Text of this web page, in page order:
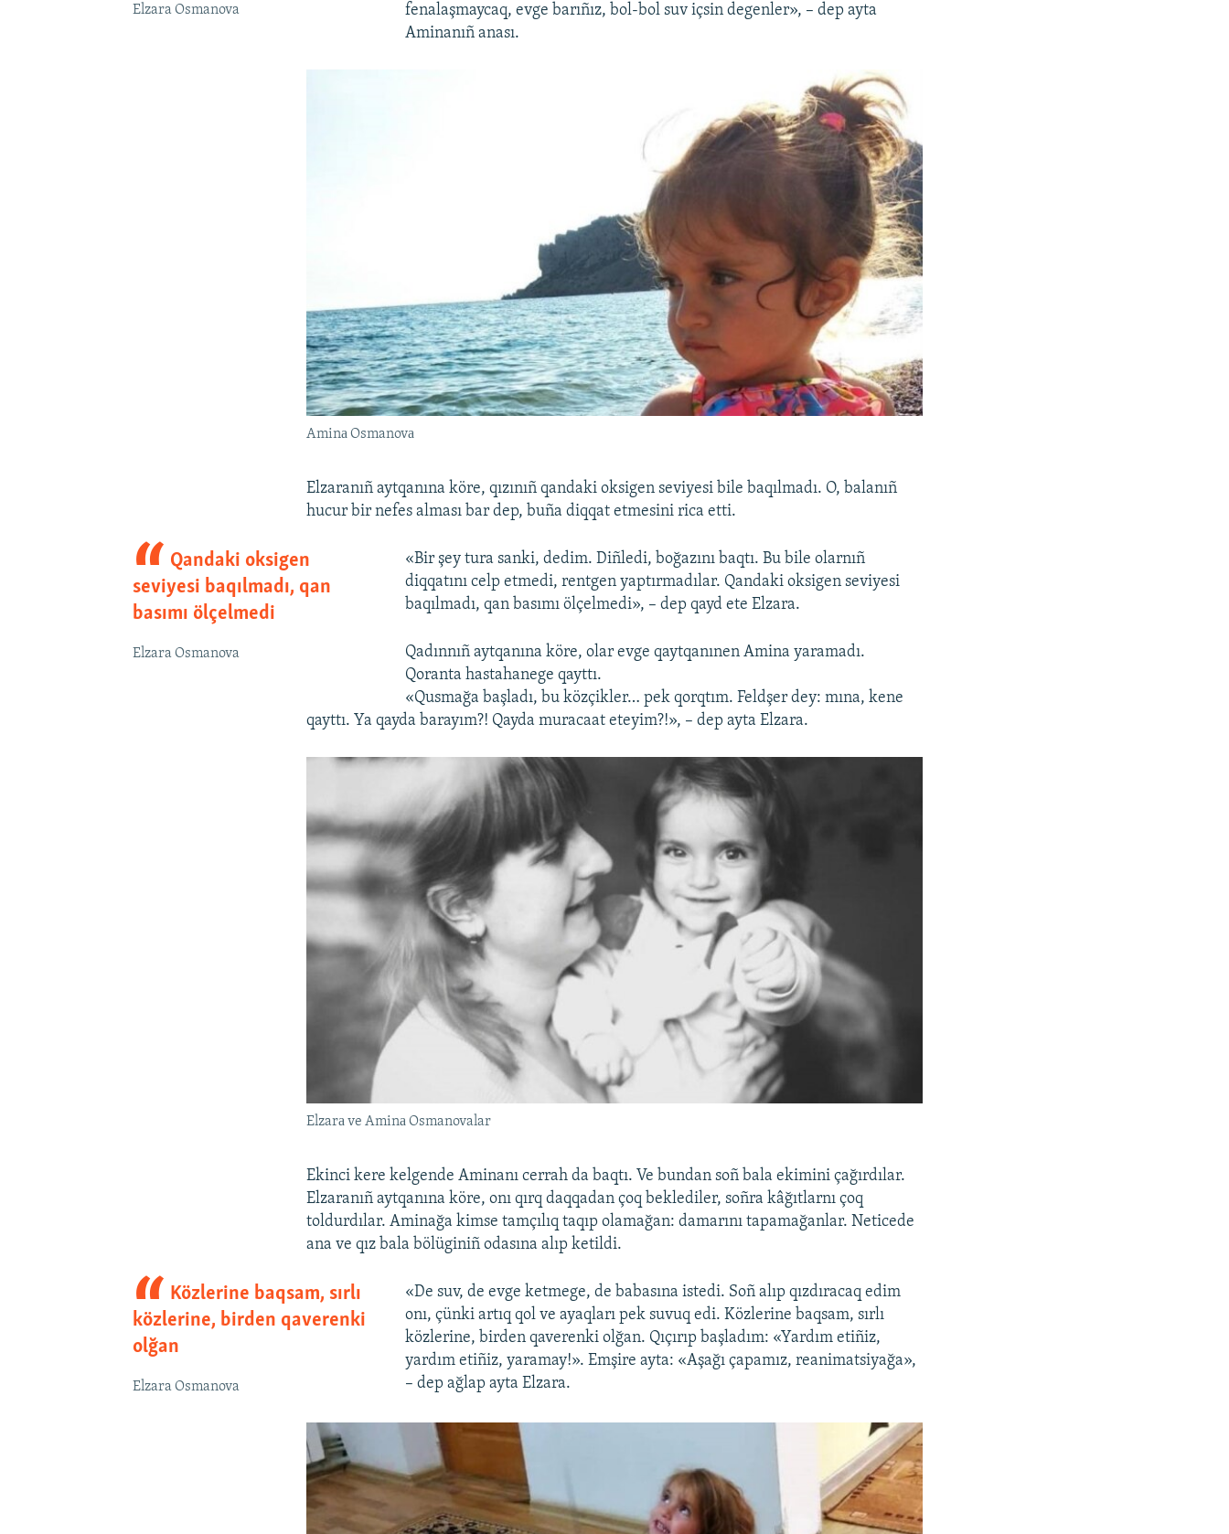
Elzara Osmanova
fenalaşmaycaq, evge barıñız, bol-bol suv içsin degenler», – dep ayta
Aminanıñ anası.
Aminа Osmanovа
Elzaranıñ aytqanına köre, qızınıñ qandaki oksigen seviyesi bile baqılmadı. O, balanıñ
hucur bir nefes alması bar dep, buña diqqat etmesini rica etti.
Qandaki oksigen
seviyesi baqılmadı, qan
basımı ölçelmedi
Elzara Osmanova
«Bir şey tura sanki, dedim. Diñledi, boğazını baqtı. Bu bile olarnıñ
diqqatını celp etmedi, rentgen yaptırmadılar. Qandaki oksigen seviyesi
baqılmadı, qan basımı ölçelmedi», – dep qayd ete Elzara.
Qadınnıñ aytqanına köre, olar evge qaytqanınen Amina yaramadı.
Qoranta hastahanege qayttı.
«Qusmağa başladı, bu közçikler… pek qorqtım. Feldşer dey: mına, kene
qayttı. Ya qayda barayım?! Qayda muracaat eteyim?!», – dep ayta Elzara.
Elzarа ve Aminа Osmanovalar
Ekinci kere kelgende Aminanı cerrah da baqtı. Ve bundan soñ bala ekimini çağırdılar.
Elzaranıñ aytqanına köre, onı qırq daqqadan çoq beklediler, soñra kâğıtlarnı çoq
toldurdılar. Aminağa kimse tamçılıq taqıp olamağan: damarını tapamağanlar. Neticede
ana ve qız bala bölüginiñ odasına alıp ketildi.
Közlerine baqsam, sırlı
közlerine, birden qaverenki
olğan
Elzara Osmanova
«De suv, de evge ketmege, de babasına istedi. Soñ alıp qızdıracaq edim
onı, çünki artıq qol ve ayaqları pek suvuq edi. Közlerine baqsam, sırlı
közlerine, birden qaverenki olğan. Qıçırıp başladım: «Yardım etiñiz,
yardım etiñiz, yaramay!». Emşire ayta: «Aşağı çapamız, reanimatsiyağa»,
– dep ağlap ayta Elzara.